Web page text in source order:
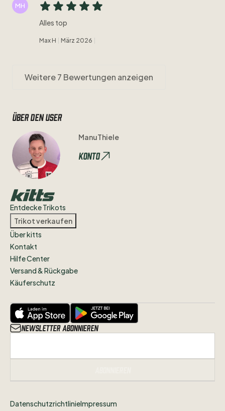
MH
Alles top
Max H März 2026
Weitere 7 Bewertungen anzeigen
Über den user
ManuThiele
Konto
Entdecke Trikots
Trikot verkaufen
Über kitts
Kontakt
Hilfe Center
Versand & Rückgabe
Käuferschutz
Newsletter abonnieren
DatenschutzrichtlinieImpressum